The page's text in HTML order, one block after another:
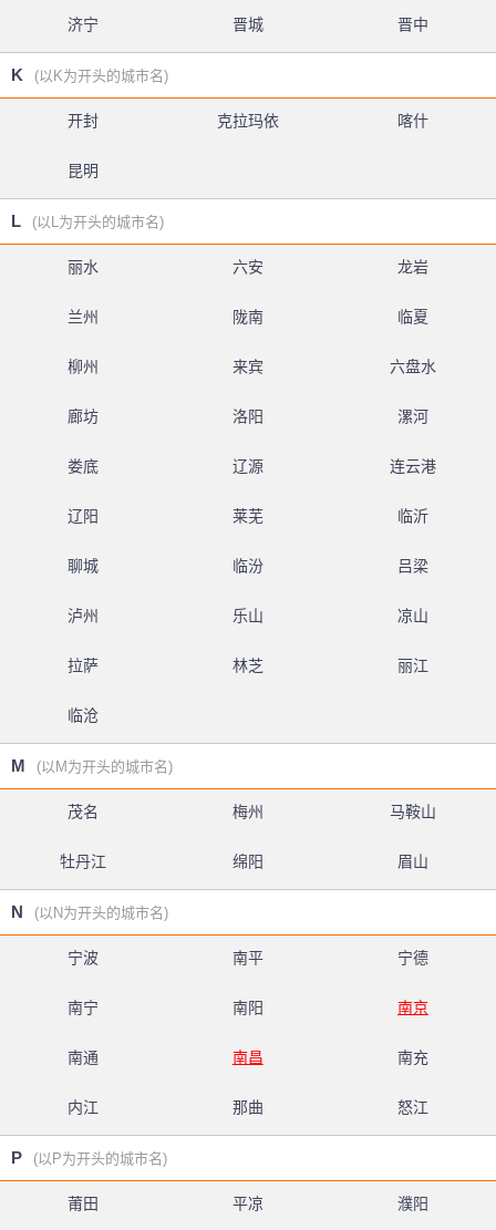
济宁 晋城 晋中
K (以K为开头的城市名)
开封 克拉玛依 喀什
昆明
L (以L为开头的城市名)
丽水 六安 龙岩
兰州 陇南 临夏
柳州 来宾 六盘水
廊坊 洛阳 漯河
娄底 辽源 连云港
辽阳 莱芜 临沂
聊城 临汾 吕梁
泸州 乐山 凉山
拉萨 林芝 丽江
临沧
M (以M为开头的城市名)
茂名 梅州 马鞍山
牡丹江 绵阳 眉山
N (以N为开头的城市名)
宁波 南平 宁德
南宁 南阳 南京
南通 南昌 南充
内江 那曲 怒江
P (以P为开头的城市名)
莆田 平凉 濮阳